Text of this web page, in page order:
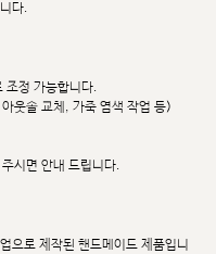
다.
조정 가능합니다.
웃솔 교체, 가죽 염색 작업 등)
시면 안내 드립니다.
으로 제작된 핸드메이드 제품입니